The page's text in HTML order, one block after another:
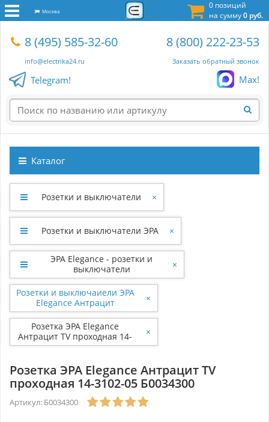
0 позиций
на сумму0 руб.
Москва
8 (495) 585-32-60
info@electrika24.ru
8 (800) 222-23-53
Заказать обратный звонок
Telegram! Max!
Каталог
Розетки и выключатели ×
Розетки и выключатели ЭРА ×
ЭРА Elegance - розетки и
выключатели
×
Розетки и выключаиели ЭРА
Elegance Антрацит
×
Розетка ЭРА Elegance
Антрацит TV проходная 14-
3102-05 Б0034300
×
Розетка ЭРА Elegance Антрацит TV
проходная 14-3102-05 Б0034300
Артикул: Б0034300